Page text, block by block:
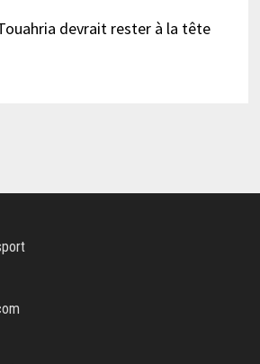
devrait rester à la tête